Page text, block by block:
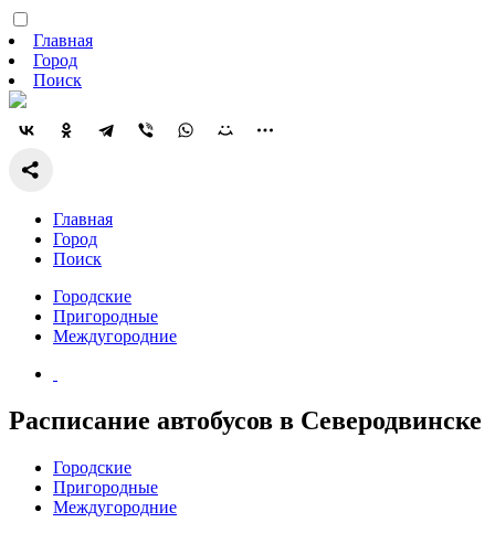
Главная
Город
Поиск
Главная
Город
Поиск
Городские
Пригородные
Междугородние
Расписание автобусов в Северодвинске
Городские
Пригородные
Междугородние